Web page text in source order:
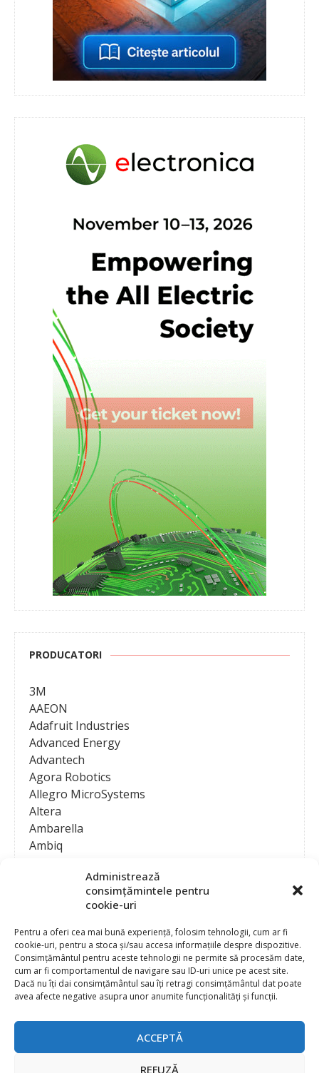
Administrează
consimțămintele pentru
cookie-uri
Pentru a oferi cea mai bună experiență, folosim tehnologii, cum ar fi
cookie-uri, pentru a stoca și/sau accesa informațiile despre dispozitive.
Consimțământul pentru aceste tehnologii ne permite să procesăm date,
cum ar fi comportamentul de navigare sau ID-uri unice pe acest site.
Dacă nu îți dai consimțământul sau îți retragi consimțământul dat poate
avea afecte negative asupra unor anumite funcționalități și funcții.
ACCEPTĂ
REFUZĂ
PRODUCATORI
3M
AAEON
Adafruit Industries
Advanced Energy
Advantech
Agora Robotics
Allegro MicroSystems
Altera
Ambarella
Ambiq
Analog Devices
Anritsu Corporation
Ansys
APS
Arduino
Arm
Asentics
ATEN International
Contact
Publicitate